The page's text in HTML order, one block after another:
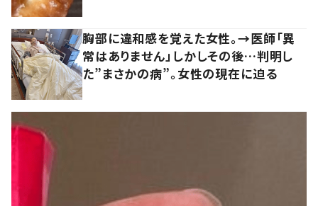
胸部に違和感を覚えた女性。→医師「異
常はありません」しかしその後…判明し
た”まさかの病”。女性の現在に迫る